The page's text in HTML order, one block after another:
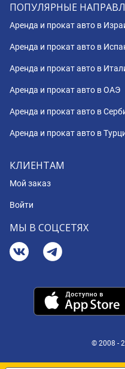
ПОПУЛЯРНЫЕ
Аренда и прокат авто в
Аренда и прокат авто в
Аренда и прокат авто в
Аренда и прокат авто в ОАЭ
Аренда и прокат авто в
Аренда и прокат авто в
КЛИЕНТАМ
Мой заказ
Войти
МЫ В СОЦСЕТЯХ
© 2008 -